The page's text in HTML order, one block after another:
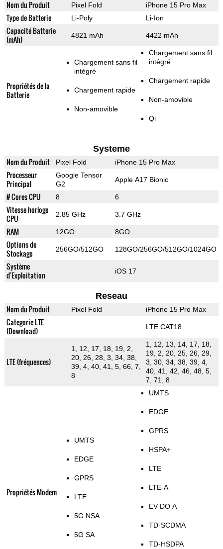
Nom du Produit Pixel Fold iPhone 15 Pro Max
Type de Batterie Li-Poly Li-Ion
Capacité Batterie
(mAh)
4821 mAh 4422 mAh
Propriétés de la
Batterie
Chargement sans fil
intégré
Chargement rapide
Non-amovible
Chargement sans fil
intégré
Chargement rapide
Non-amovible
Qi
Systeme
Nom du Produit Pixel Fold iPhone 15 Pro Max
Processeur
Principal
Google Tensor
G2
Apple A17 Bionic
# Cores CPU 8 6
Vitesse horloge
CPU
2.85 GHz 3.7 GHz
RAM 12GO 8GO
Options de
Stockage
256GO/512GO 128GO/256GO/512GO/1024GO
Système
d'Exploitation
iOS 17
Reseau
Nom du Produit Pixel Fold iPhone 15 Pro Max
Categorie LTE
(Download)
LTE CAT18
LTE (fréquences)
1, 12, 17, 18, 19, 2,
20, 26, 28, 3, 34, 38,
39, 4, 40, 41, 5, 66, 7,
8
1, 12, 13, 14, 17, 18,
19, 2, 20, 25, 26, 29,
3, 30, 34, 38, 39, 4,
40, 41, 42, 46, 48, 5,
7, 71, 8
Propriétés Modem
UMTS
EDGE
GPRS
LTE
5G NSA
5G SA
UMTS
EDGE
GPRS
HSPA+
LTE
LTE-A
EV-DO A
TD-SCDMA
TD-HSDPA